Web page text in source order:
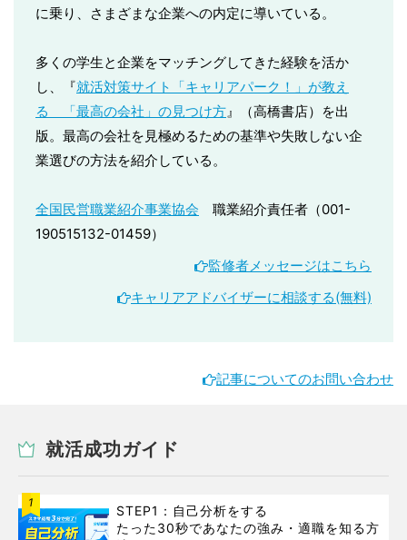
に乗り、さまざまな企業への内定に導いている。
多くの学生と企業をマッチングしてきた経験を活か
し、『就活対策サイト「キャリアパーク！」が教え
る 「最高の会社」の見つけ方』（高橋書店）を出
版。最高の会社を見極めるための基準や失敗しない企
業選びの方法を紹介している。
全国民営職業紹介事業協会 職業紹介責任者（001-
190515132-01459）
監修者メッセージはこちら
キャリアアドバイザーに相談する(無料)
記事についてのお問い合わせ
就活成功ガイド
1
STEP1：自己分析をする
たった30秒であなたの強み・適職を知る方